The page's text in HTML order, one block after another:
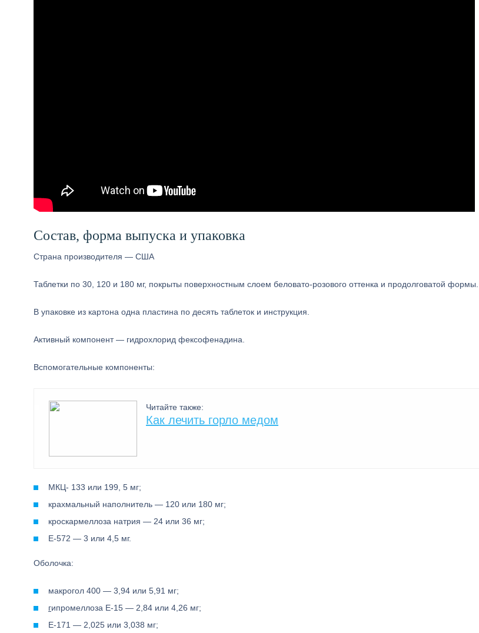
Состав, форма выпуска и упаковка
Страна производителя — США
Таблетки по 30, 120 и 180 мг, покрыты поверхностным слоем беловато-розового оттенка и продолговатой формы.
В упаковке из картона одна пластина по десять таблеток и инструкция.
Активный компонент — гидрохлорид фексофенадина.
Вспомогательные компоненты:
Читайте также:
Как лечить горло медом
МКЦ- 133 или 199, 5 мг;
крахмальный наполнитель — 120 или 180 мг;
кроскармеллоза натрия — 24 или 36 мг;
E-572 — 3 или 4,5 мг.
Оболочка:
макрогол 400 — 3,94 или 5,91 мг;
гипромеллоза Е-15 — 2,84 или 4,26 мг;
Е-171 — 2,025 или 3,038 мг;